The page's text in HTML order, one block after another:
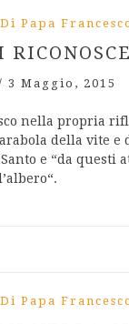
Papa
3 Maggio, 2015
nella propria
della vite
e “da questi
Papa